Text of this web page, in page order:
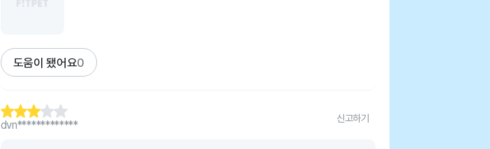
도움이 됐어요0
dvn*************
신고하기